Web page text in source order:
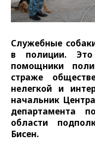
Служебные
в полиции.
помощники
страже
нелегкой и
начальник
департамента
области
Бисен.